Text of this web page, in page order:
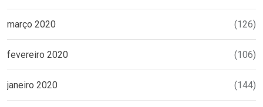
março 2020 (126)
fevereiro 2020 (106)
janeiro 2020 (144)